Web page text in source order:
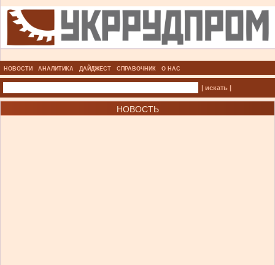
НОВОСТИ АНАЛИТИКА ДАЙДЖЕСТ СПРАВОЧНИК О НАС
| искать |
НОВОСТЬ